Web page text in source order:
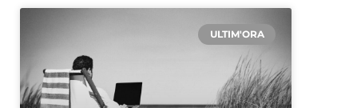
ULTIM'ORA